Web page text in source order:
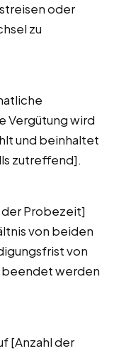
oder
zu
Vergütung wird
und beinhaltet
zutreffend].
der Probezeit]
von beiden
von
beendet werden
[Anzahl der